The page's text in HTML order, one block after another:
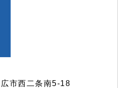
市西二条南5-18